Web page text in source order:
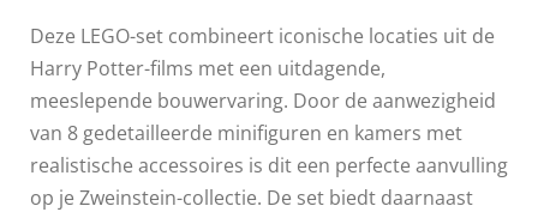
Deze LEGO-set combineert iconische locaties uit de
Harry Potter-films met een uitdagende,
meeslepende bouwervaring. Door de aanwezigheid
van 8 gedetailleerde minifiguren en kamers met
realistische accessoires is dit een perfecte aanvulling
op je Zweinstein-collectie. De set biedt daarnaast